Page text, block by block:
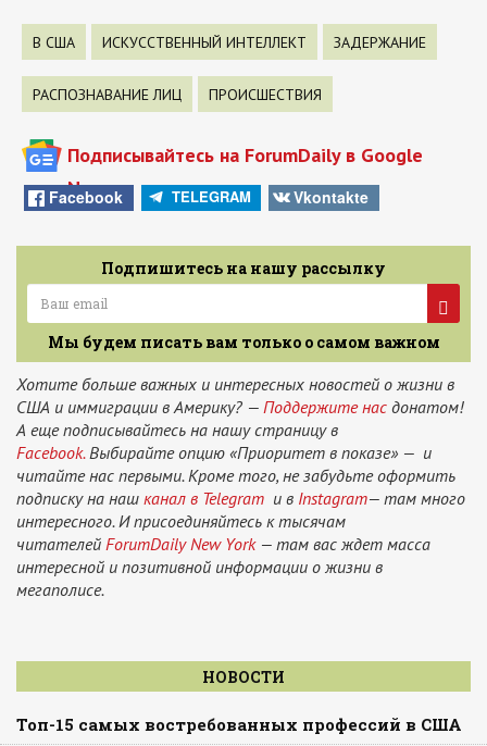
В США ИСКУССТВЕННЫЙ ИНТЕЛЛЕКТ ЗАДЕРЖАНИЕ
РАСПОЗНАВАНИЕ ЛИЦ ПРОИСШЕСТВИЯ
Подписывайтесь на ForumDaily в Google
News
Facebook TELEGRAM Vkontakte
Подпишитесь на нашу рассылку
Мы будем писать вам только о самом важном
Хотите больше важных и интересных новостей о жизни в
США и иммиграции в Америку? — Поддержите нас донатом!
А еще подписывайтесь на нашу страницу в
Facebook.Выбирайте опцию «Приоритет в показе» — и
читайте нас первыми. Кроме того, не забудьте оформить
подписку на наш канал в Telegram и в Instagram— там много
интересного. И присоединяйтесь к тысячам
читателей ForumDaily New York— там вас ждет масса
интересной и позитивной информации о жизни в
мегаполисе.
НОВОСТИ
Топ-15 самых востребованных профессий в США